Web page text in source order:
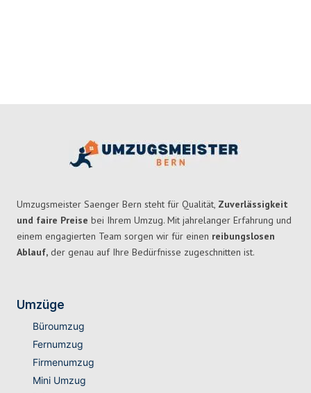
Umzugsmeister Saenger Bern steht für Qualität, Zuverlässigkeit
und faire Preise bei Ihrem Umzug. Mit jahrelanger Erfahrung und
einem engagierten Team sorgen wir für einen reibungslosen
Ablauf, der genau auf Ihre Bedürfnisse zugeschnitten ist.
Umzüge
Büroumzug
Fernumzug
Firmenumzug
Mini Umzug